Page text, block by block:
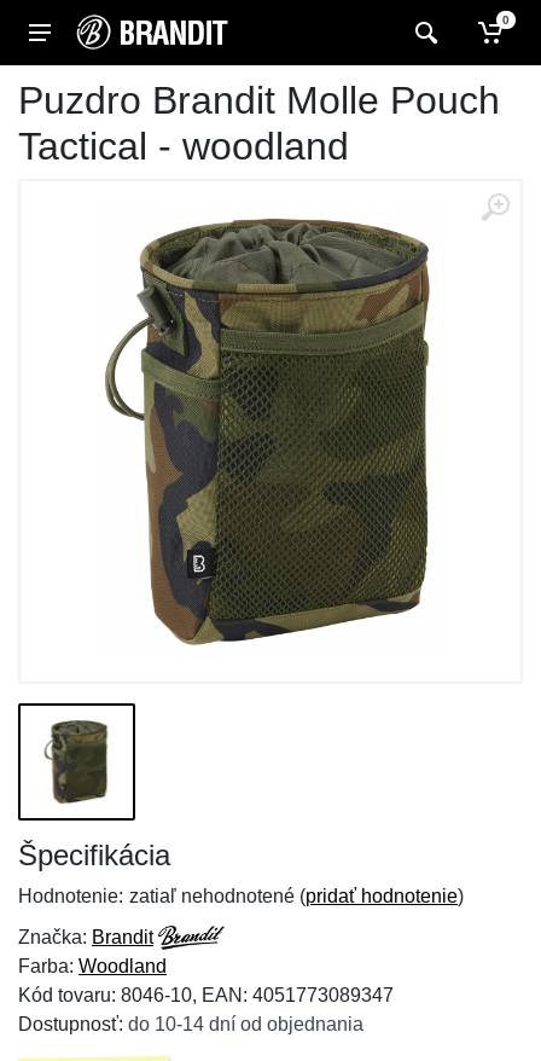
0
Puzdro Brandit Molle Pouch
Tactical - woodland
Špecifikácia
Hodnotenie: zatiaľ nehodnotené (pridať hodnotenie)
Značka: Brandit
Farba: Woodland
Kód tovaru: 8046-10, EAN: 4051773089347
Dostupnosť: do 10-14 dní od objednania